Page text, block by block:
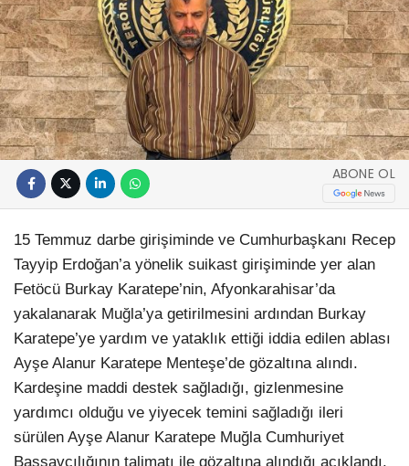
ABONE OL
15 Temmuz darbe girişiminde ve Cumhurbaşkanı Recep
Tayyip Erdoğan’a yönelik suikast girişiminde yer alan
Fetöcü Burkay Karatepe’nin, Afyonkarahisar’da
yakalanarak Muğla’ya getirilmesini ardından Burkay
Karatepe’ye yardım ve yataklık ettiği iddia edilen ablası
Ayşe Alanur Karatepe Menteşe’de gözaltına alındı.
Kardeşine maddi destek sağladığı, gizlenmesine
yardımcı olduğu ve yiyecek temini sağladığı ileri
sürülen Ayşe Alanur Karatepe Muğla Cumhuriyet
Başsavcılığının talimatı ile gözaltına alındığı açıklandı.